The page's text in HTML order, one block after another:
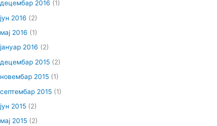
децембар 2016 (1)
јун 2016 (2)
мај 2016 (1)
јануар 2016 (2)
децембар 2015 (2)
новембар 2015 (1)
септембар 2015 (1)
јун 2015 (2)
мај 2015 (2)